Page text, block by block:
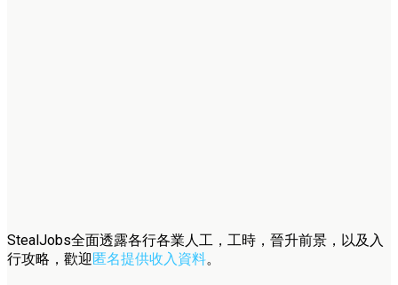
StealJobs全面透露各行各業人工，工時，晉升前景，以及入
行攻略，歡迎匿名提供收入資料。